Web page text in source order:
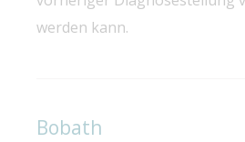
werden kann.
Bobath